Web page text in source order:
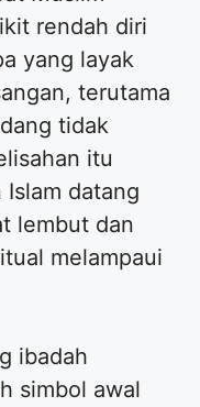
rendah diri
yang layak
terutama
tidak
itu
datang
lembut dan
melampaui
ibadah
simbol awal